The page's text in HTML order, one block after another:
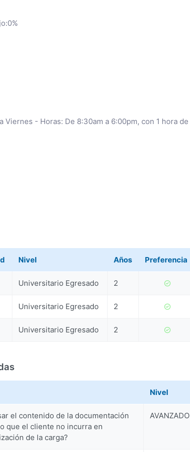
Viernes - Horas: De 8:30am a 6:00pm, con 1 hora de
Nivel Años Preferencia
Universitario Egresado 2
Universitario Egresado 2
Universitario Egresado 2
Nivel
el contenido de la documentación
que el cliente no incurra en
de la carga?
AVANZADO